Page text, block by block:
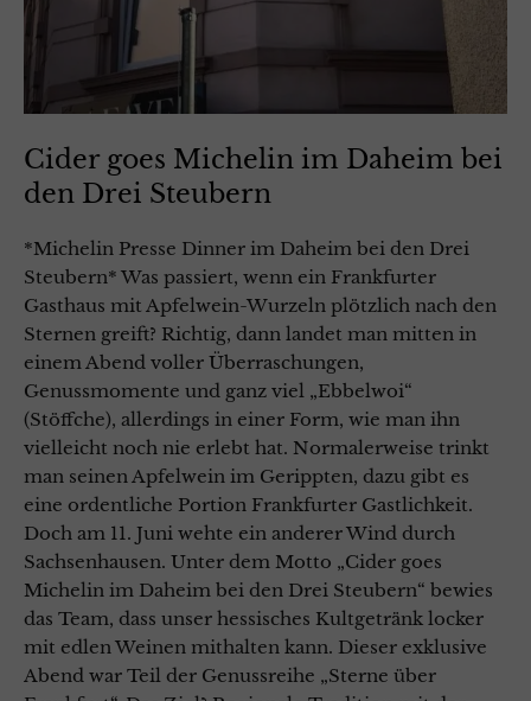
Cider goes Michelin im Daheim bei
den Drei Steubern
*Michelin Presse Dinner im Daheim bei den Drei
Steubern* Was passiert, wenn ein Frankfurter
Gasthaus mit Apfelwein-Wurzeln plötzlich nach den
Sternen greift? Richtig, dann landet man mitten in
einem Abend voller Überraschungen,
Genussmomente und ganz viel „Ebbelwoi“
(Stöffche), allerdings in einer Form, wie man ihn
vielleicht noch nie erlebt hat. Normalerweise trinkt
man seinen Apfelwein im Gerippten, dazu gibt es
eine ordentliche Portion Frankfurter Gastlichkeit.
Doch am 11. Juni wehte ein anderer Wind durch
Sachsenhausen. Unter dem Motto „Cider goes
Michelin im Daheim bei den Drei Steubern“ bewies
das Team, dass unser hessisches Kultgetränk locker
mit edlen Weinen mithalten kann. Dieser exklusive
Abend war Teil der Genussreihe „Sterne über